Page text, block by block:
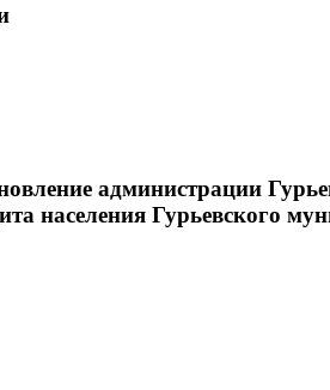
администрации
населения Гурьевского